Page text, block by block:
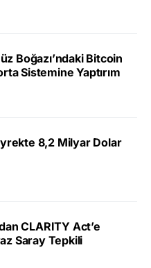
Boğazı’ndaki Bitcoin
Sistemine Yaptırım
8,2 Milyar Dolar
CLARITY Act’e
Saray Tepkili